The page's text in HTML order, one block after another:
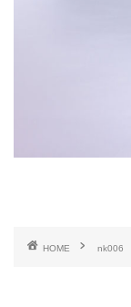
HOME nk006